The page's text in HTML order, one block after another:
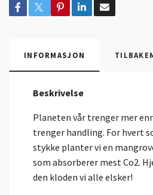
INFORMASJON
Beskrivelse
Planeten vår trenger mer
trenger handling. For hvert
stykke planter vi en
som absorberer mest Co2.
den kloden vi alle elsker!